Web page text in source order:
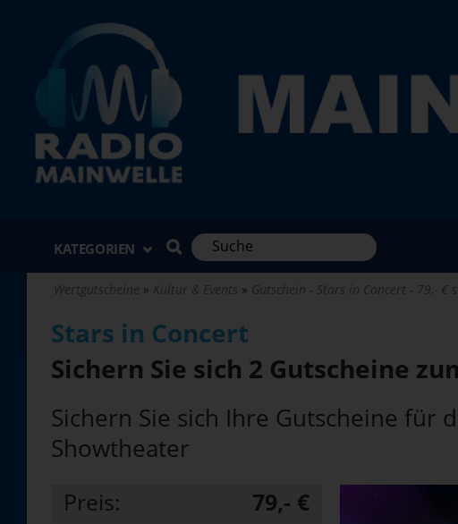
KATEGORIEN
Wertgutscheine Kultur & Events Gutschein - Stars in Concert - 79,- €
Stars in Concert
Sichern Sie sich 2 Gutscheine
Sichern Sie sich Ihre Gutscheine für
Showtheater
Preis:
79,- €